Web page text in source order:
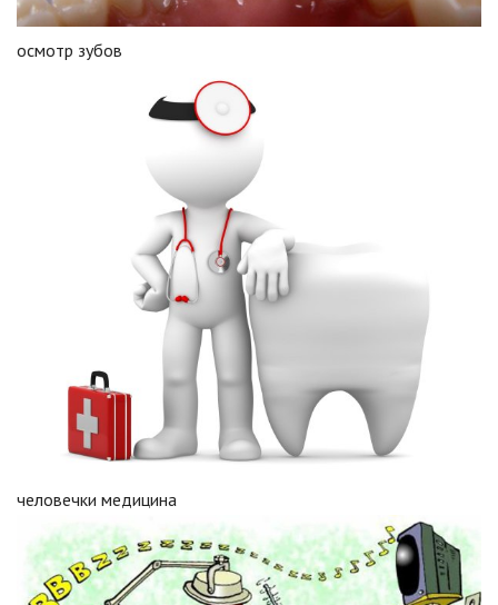
осмотр зубов
человечки медицина